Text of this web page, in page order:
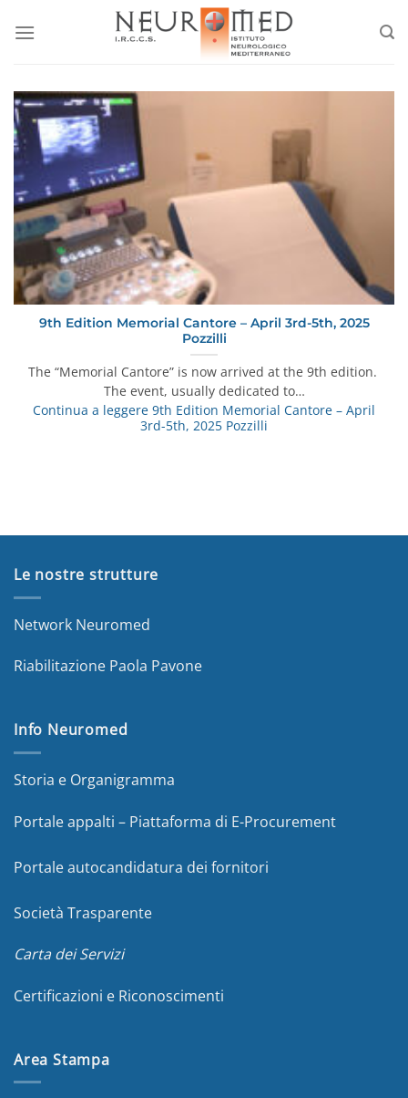
9th Edition Memorial Cantore – April 3rd-5th, 2025
Pozzilli
The “Memorial Cantore” is now arrived at the 9th edition.
The event, usually dedicated to…
Continua a leggere 9th Edition Memorial Cantore – April
3rd-5th, 2025 Pozzilli
Le nostre strutture
Network Neuromed
Riabilitazione Paola Pavone
Info Neuromed
Storia e Organigramma
Portale appalti – Piattaforma di E-Procurement
Portale autocandidatura dei fornitori
Società Trasparente
Carta dei Servizi
Certificazioni e Riconoscimenti
Area Stampa